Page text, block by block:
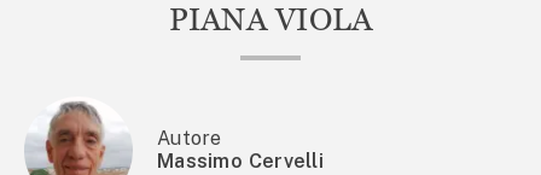
PIANA VIOLA
Autore
Massimo Cervelli